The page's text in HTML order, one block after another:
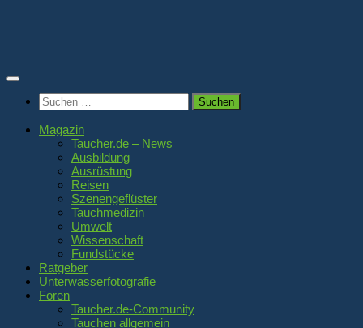
Suchen
nach:
Magazin
Taucher.de – News
Ausbildung
Ausrüstung
Reisen
Szenengeflüster
Tauchmedizin
Umwelt
Wissenschaft
Fundstücke
Ratgeber
Unterwasserfotografie
Foren
Taucher.de-Community
Tauchen allgemein